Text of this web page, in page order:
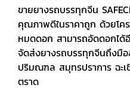
ขายยางรถบรรทุกจีน
คุณภาพดีในราคาถูก ด้วยโค
หมดดอก สามารถอัดดอกไ
จัดส่งยางรถบรรทุกจีนถึงมื
ปริมณฑล สมุทรปราการ ฉะเ
ตราด